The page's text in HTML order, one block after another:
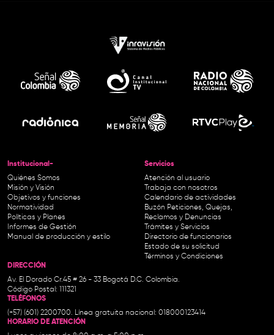
Institucional-
Quiénes Somos
Misión y Visión
Objetivos y funciones
Normatividad
Políticas y Planes
Informes de Gestión
Manual de producción y estilo
Servicios
Atención al usuario
Trabaja con nosotros
Calendario de actividades
Buzón Peticiones, Quejas,
Reclamos y Denuncias
Trámites y Servicios
Directorio de funcionarios
Estado de su solicitud
Términos y Condiciones
DIRECCIÓN
Av. El Dorado Cr.45 # 26 - 33 Bogotá D.C. Colombia.
Código Postal: 111321
TELÉFONOS
(+57) (601) 2200700. Línea gratuita nacional: 018000123414
HORARIO DE ATENCIÓN